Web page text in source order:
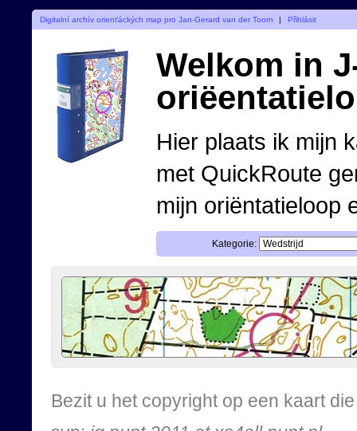
Digitalní archív orienťáckých map pro Jan-Gerard van der Toorn | Přihlásit
Welkom in
Hier plaats ik mijn
met QuickRoute
mijn oriëntatieloop
Kategorie:
Bezit u het copyright op een kaart